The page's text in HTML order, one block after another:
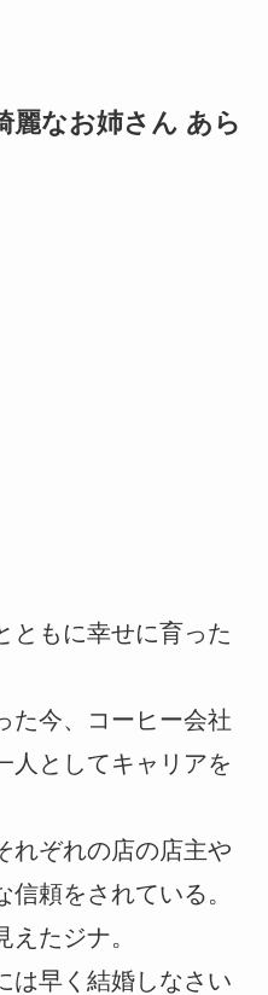
麗なお姉さん あら
ともに幸せに育った
た今、コーヒー会社
人としてキャリアを
れぞれの店の店主や
信頼をされている。
たジナ。
は早く結婚しなさい